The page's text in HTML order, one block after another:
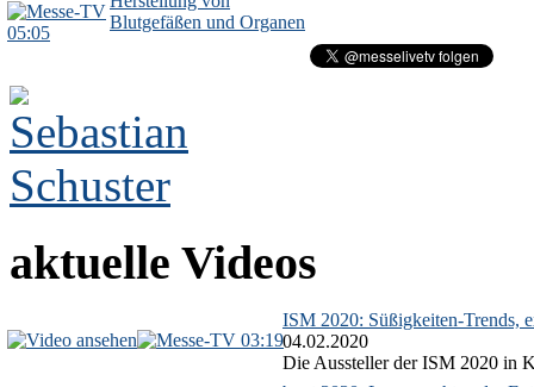
05:05
Blutgefäßen und Organen
aktuelle Videos
03:19
ISM 2020: Süßigkeiten-Trends,
04.02.2020
Die Aussteller der ISM 2020 in